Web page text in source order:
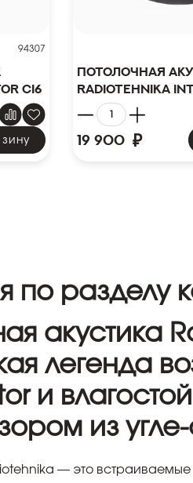
94307
Ci6
Потолочная
Radiotehnika
19 900 ₽
разделу
акустика
легенда
и
из угле-
— это